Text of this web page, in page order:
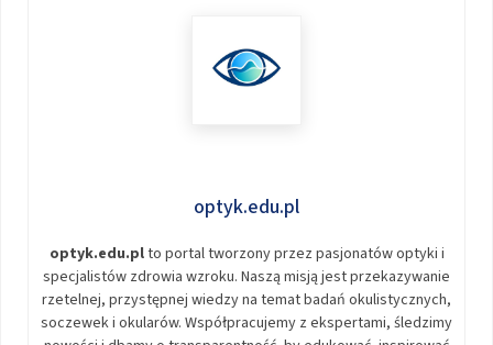
optyk.edu.pl
optyk.edu.plto portal tworzony przez pasjonatów optyki i
specjalistów zdrowia wzroku. Naszą misją jest przekazywanie
rzetelnej, przystępnej wiedzy na temat badań okulistycznych,
soczewek i okularów. Współpracujemy z ekspertami, śledzimy